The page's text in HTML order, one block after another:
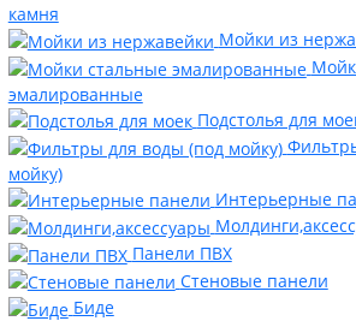
камня
Мойки из
эмалированные
Подстолья для
мойку)
Интерьерные
Панели ПВХ
Стеновые панели
Биде